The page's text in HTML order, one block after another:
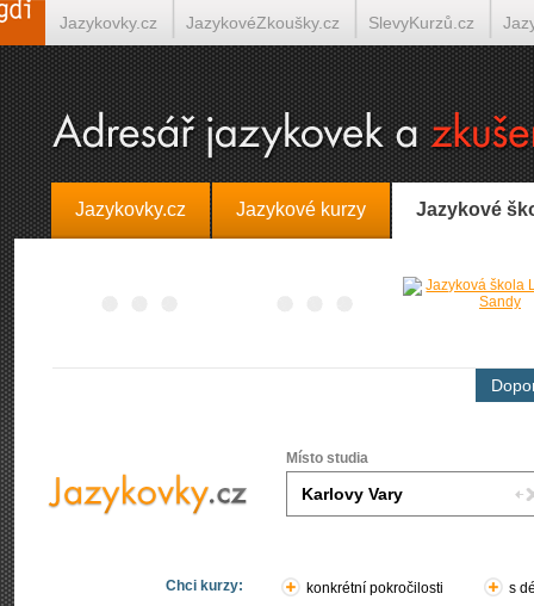
Jazykovky.cz Jazykové kurzy Jazykové
Místo studia
Chci kurzy: konkrétní pokročilosti s
Jazykovky.cz JazykovéZkoušky.cz SlevyKurzů.cz
Španělština on-line Italština on-line Tlumočení-